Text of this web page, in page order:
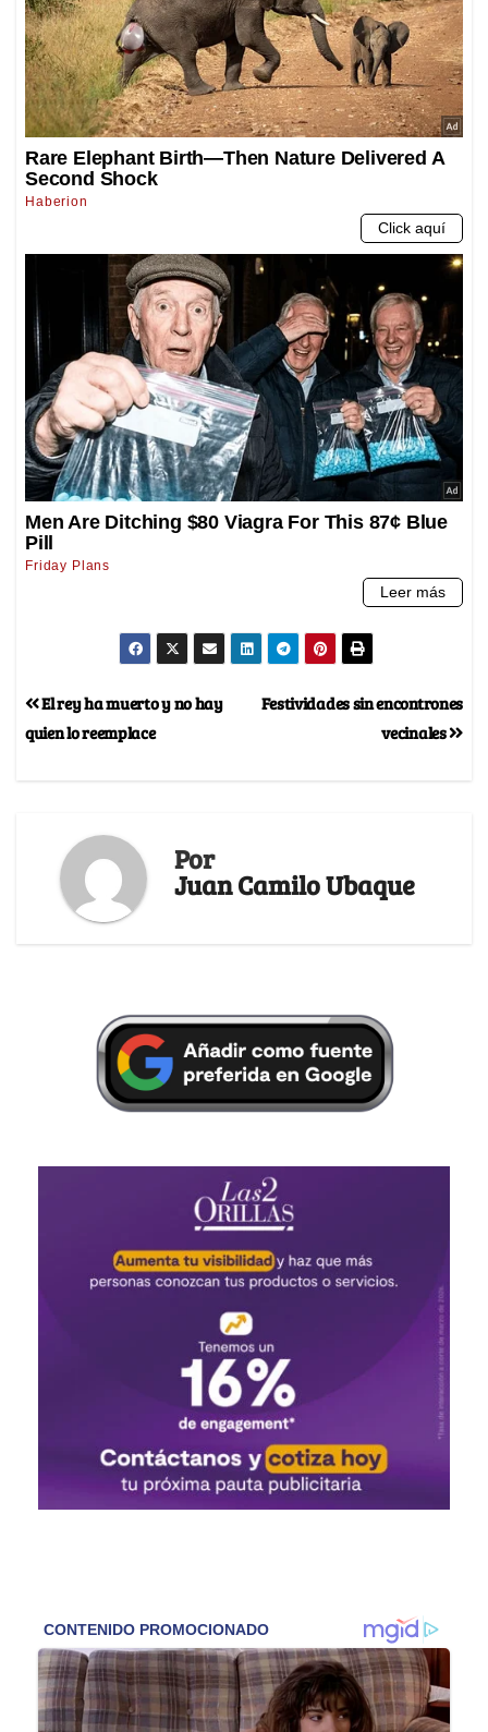
Festividades sin encontrones
vecinales
El rey ha muerto y no hay
quien lo reemplace
Por
Juan Camilo Ubaque